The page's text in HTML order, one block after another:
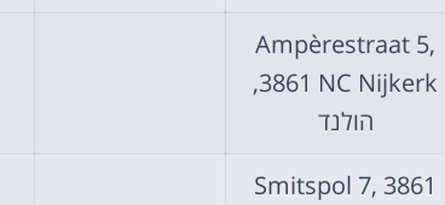
Ampèrestraat 5,
3861 NC Nijkerk,
הולנד
Smitspol 7, 3861